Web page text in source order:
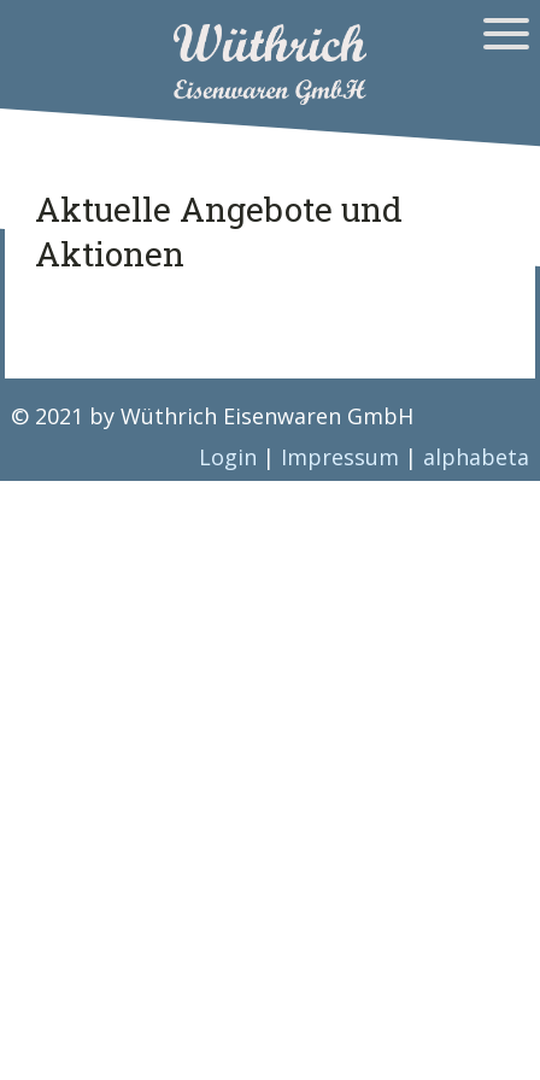
Aktuelle Angebote und
Aktionen
© 2021 by Wüthrich Eisenwaren GmbH
Login | Impressum | alphabeta